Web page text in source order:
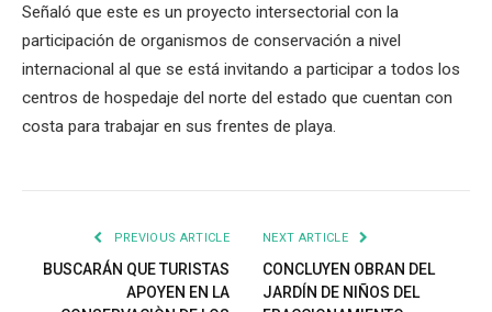
Señaló que este es un proyecto intersectorial con la
participación de organismos de conservación a nivel
internacional al que se está invitando a participar a todos los
centros de hospedaje del norte del estado que cuentan con
costa para trabajar en sus frentes de playa.
PREVIOUS ARTICLE
BUSCARÁN QUE TURISTAS
APOYEN EN LA
NEXT ARTICLE
CONCLUYEN OBRAN DEL
JARDÍN DE NIÑOS DEL